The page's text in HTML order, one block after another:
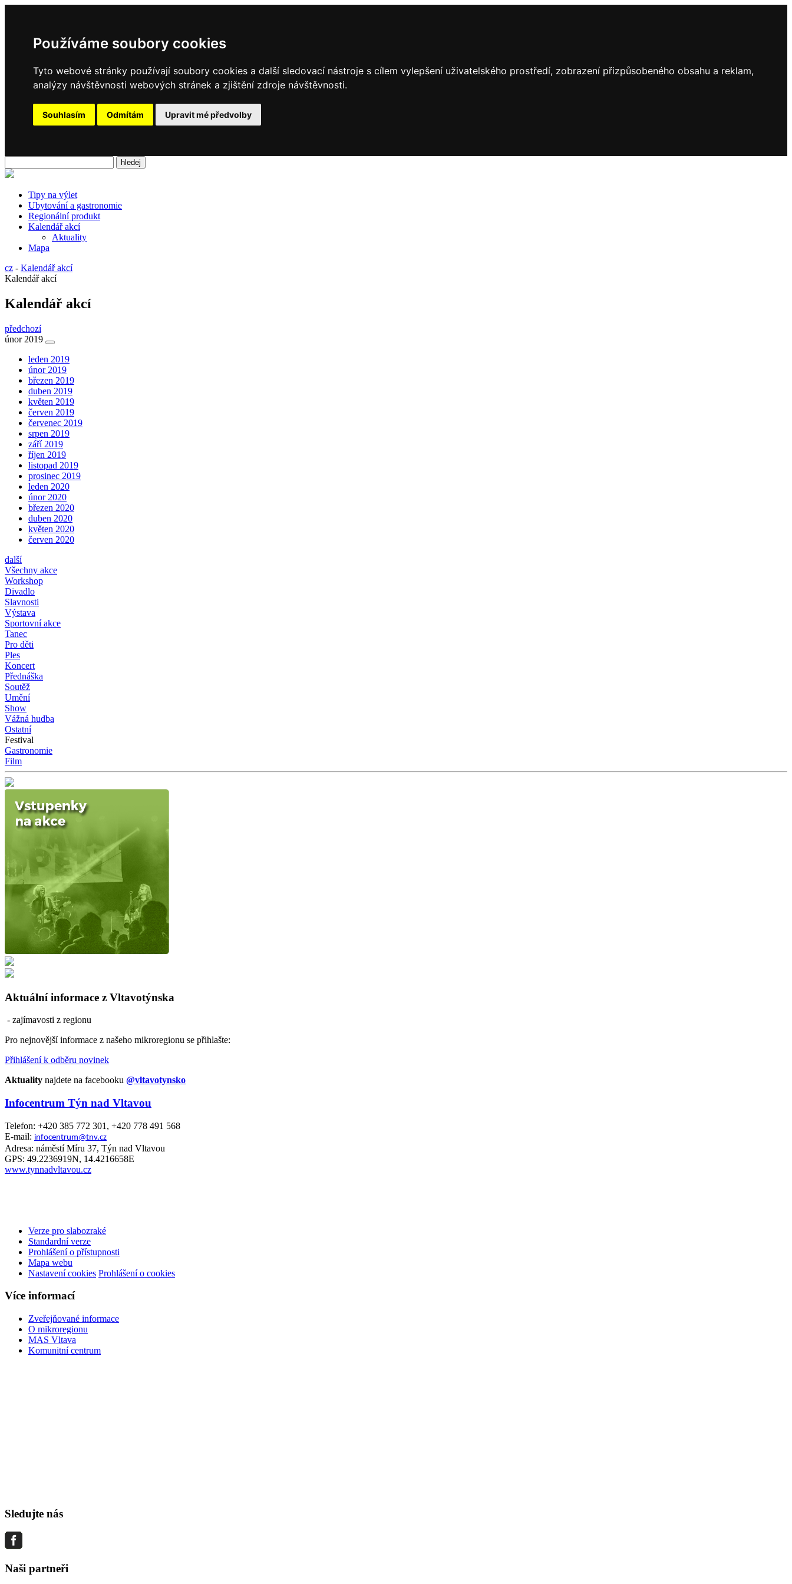
Používáme soubory cookies
Tyto webové stránky používají soubory cookies a další sledovací nástroje s cílem vylepšení uživatelského prostředí, zobrazení přizpůsobeného obsahu a reklam,
analýzy návštěvnosti webových stránek a zjištění zdroje návštěvnosti.
Souhlasím Odmítám Upravit mé předvolby
Tipy na výlet
Ubytování a gastronomie
Regionální produkt
Kalendář akcí
Aktuality
Mapa
cz - Kalendář akcí
Kalendář akcí
Kalendář akcí
předchozí
únor 2019
leden 2019
únor 2019
březen 2019
duben 2019
květen 2019
červen 2019
červenec 2019
srpen 2019
září 2019
říjen 2019
listopad 2019
prosinec 2019
leden 2020
únor 2020
březen 2020
duben 2020
květen 2020
červen 2020
další
Všechny akce
Workshop
Divadlo
Slavnosti
Výstava
Sportovní akce
Tanec
Pro děti
Ples
Koncert
Přednáška
Soutěž
Umění
Show
Vážná hudba
Ostatní
Festival
Gastronomie
Film
Aktuální informace z Vltavotýnska
- zajímavosti z regionu
Pro nejnovější informace z našeho mikroregionu se přihlašte:
Přihlášení k odběru novinek
Aktuality najdete na facebooku @vltavotynsko
Infocentrum Týn nad Vltavou
Telefon: +420 385 772 301, +420 778 491 568
E-mail: infocentrum@tnv.cz
Adresa: náměstí Míru 37, Týn nad Vltavou
GPS: 49.2236919N, 14.4216658E
www.tynnadvltavou.cz
Verze pro slabozraké
Standardní verze
Prohlášení o přístupnosti
Mapa webu
Nastavení cookies Prohlášení o cookies
Více informací
Zveřejňované informace
O mikroregionu
MAS Vltava
Komunitní centrum
Sledujte nás
Naši partneři